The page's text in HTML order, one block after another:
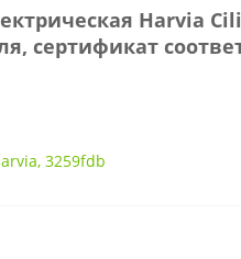
Harvia
сертификат
, 3259fdb